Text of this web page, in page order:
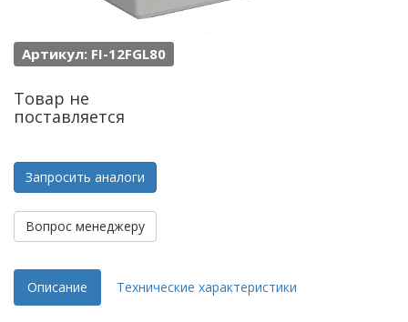
Артикул: FI-12FGL80
Товар не
поставляется
Запросить аналоги
Вопрос менеджеру
Описание Технические характеристики